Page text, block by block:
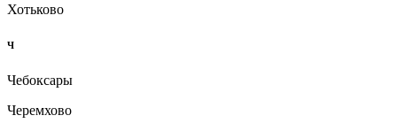
Хотьково
Ч
Чебоксары
Черемхово